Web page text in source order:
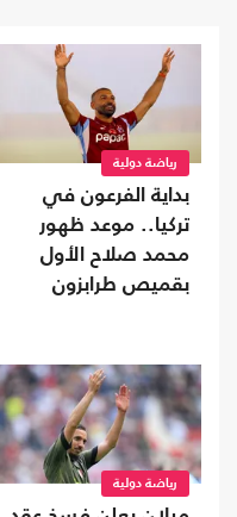
رياضة دولية
بداية الفرعون في
تركيا.. موعد ظهور
محمد صلاح الأول
بقميص طرابزون
رياضة دولية